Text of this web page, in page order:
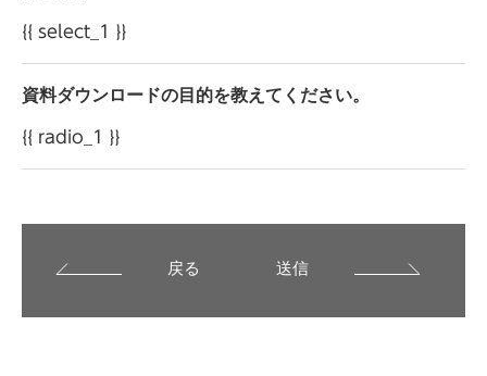
{{ select_1 }}
資料ダウンロードの目的を教えてください。
{{ radio_1 }}
戻る 送信